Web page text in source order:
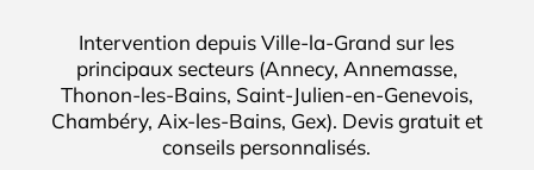
Intervention depuis Ville-la-Grand sur les
principaux secteurs (Annecy, Annemasse,
Thonon-les-Bains, Saint-Julien-en-Genevois,
Chambéry, Aix-les-Bains, Gex). Devis gratuit et
conseils personnalisés.